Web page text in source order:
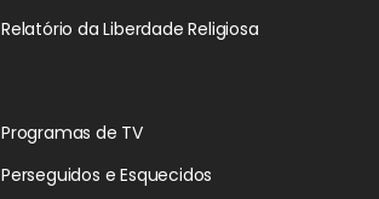
Relatório da Liberdade Religiosa
Programas de TV
Perseguidos e Esquecidos